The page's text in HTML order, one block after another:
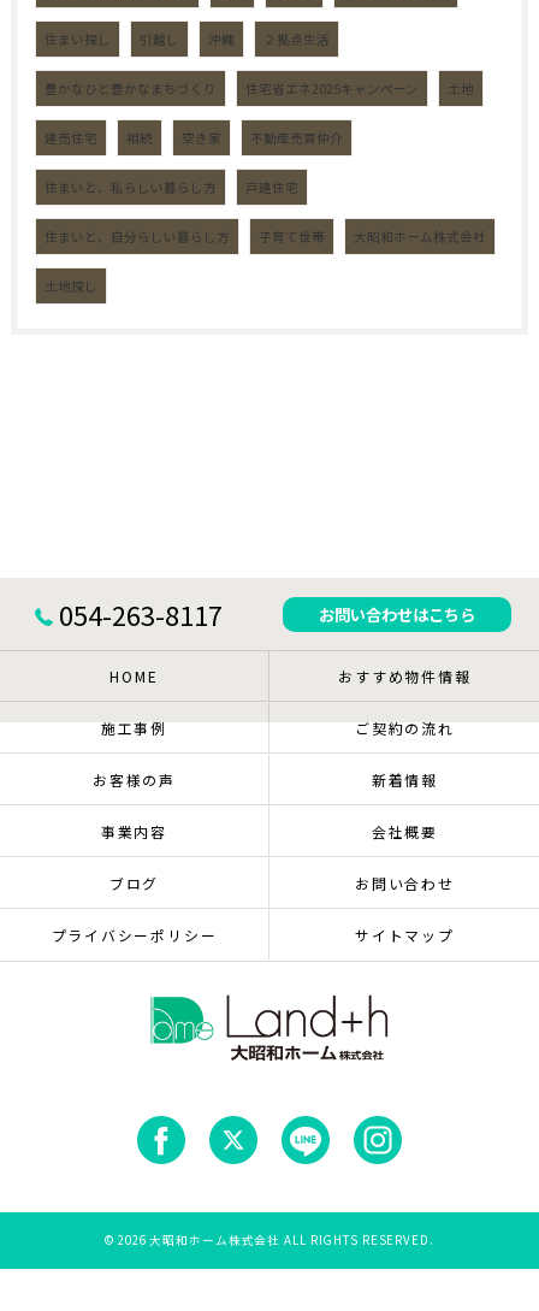
住まい探し 引越し 沖縄 ２拠点生活
豊かなひと豊かなまちづくり 住宅省エネ2025キャンペーン 土地
建売住宅 相続 空き家 不動産売買仲介
住まいと、私らしい暮らし方 戸建住宅
住まいと、自分らしい暮らし方 子育て世帯 大昭和ホーム株式会社
土地探し
054-263-8117 お問い合わせはこちら
HOME おすすめ物件情報
施工事例 ご契約の流れ
お客様の声 新着情報
事業内容 会社概要
ブログ お問い合わせ
プライバシーポリシー サイトマップ
© 2026 大昭和ホーム株式会社 ALL RIGHTS RESERVED.